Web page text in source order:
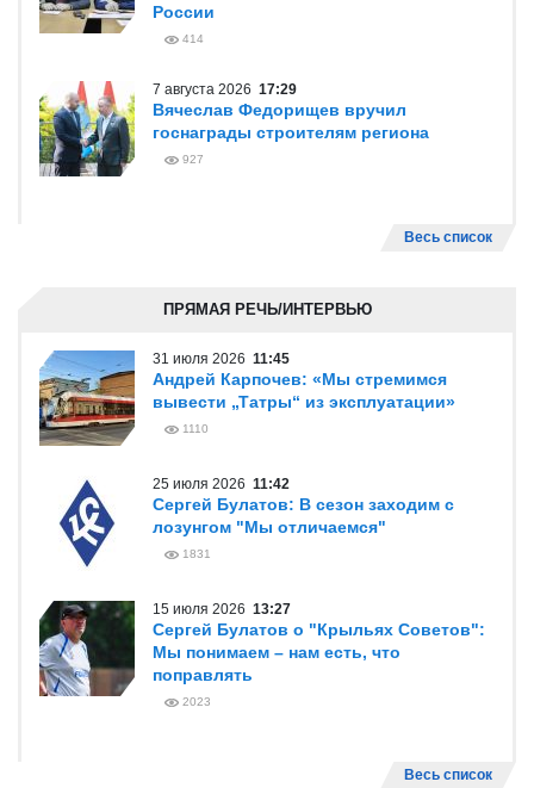
России
414
7 августа 2026 17:29
Вячеслав Федорищев вручил
госнаграды строителям региона
927
Весь список
ПРЯМАЯ РЕЧЬ/ИНТЕРВЬЮ
31 июля 2026 11:45
Андрей Карпочев: «Мы стремимся
вывести „Татры“ из эксплуатации»
1110
25 июля 2026 11:42
Сергей Булатов: В сезон заходим с
лозунгом "Мы отличаемся"
1831
15 июля 2026 13:27
Сергей Булатов о "Крыльях Советов":
Мы понимаем – нам есть, что
поправлять
2023
Весь список